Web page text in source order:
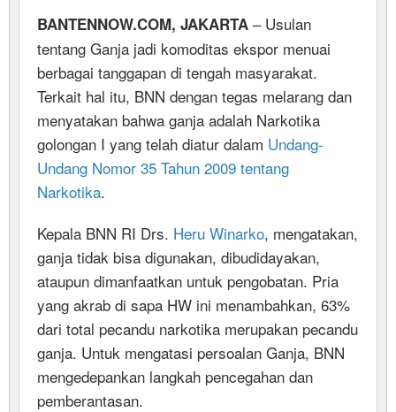
BANTENNOW.COM, JAKARTA – Usulan
tentang Ganja jadi komoditas ekspor menuai
berbagai tanggapan di tengah masyarakat.
Terkait hal itu, BNN dengan tegas melarang dan
menyatakan bahwa ganja adalah Narkotika
golongan I yang telah diatur dalam Undang-
Undang Nomor 35 Tahun 2009 tentang
Narkotika.
Kepala BNN RI Drs. Heru Winarko, mengatakan,
ganja tidak bisa digunakan, dibudidayakan,
ataupun dimanfaatkan untuk pengobatan. Pria
yang akrab di sapa HW ini menambahkan, 63%
dari total pecandu narkotika merupakan pecandu
ganja. Untuk mengatasi persoalan Ganja, BNN
mengedepankan langkah pencegahan dan
pemberantasan.